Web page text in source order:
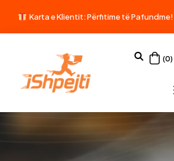
Karta e Klientit: Përfitime të Pafundme!
(0)